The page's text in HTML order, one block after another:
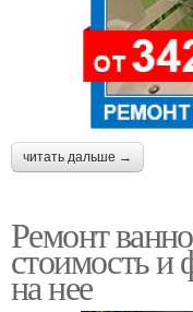
читать дальше →
Ремонт
стоимость
на нее